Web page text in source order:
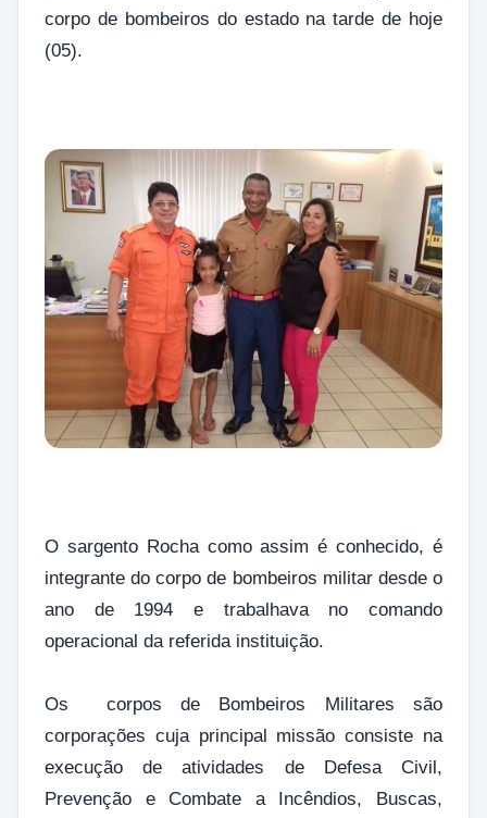
corpo de bombeiros do estado na tarde de hoje
(05).
O sargento Rocha como assim é conhecido, é
integrante do corpo de bombeiros militar desde o
ano de 1994 e trabalhava no comando
operacional da referida instituição.
Os corpos de Bombeiros Militares são
corporações cuja principal missão consiste na
execução de atividades de Defesa Civil,
Prevenção e Combate a Incêndios, Buscas,